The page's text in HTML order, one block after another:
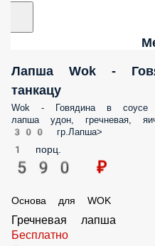
Лапша Wok -
танкацу
Wok - Говядина в соусе
лапша удон, гречневая,
300 гр.Лапша>
1 порц.
590 ₽
Основа для WOK
Гречневая лапша
Бесплатно